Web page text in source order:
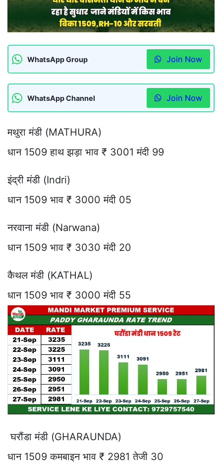
WhatsApp Group Join Now
WhatsApp Channel Join Now
मथुरा मंडी (MATHURA)
धान 1509 हाथ झड़ा भाव ₹ 3001 मंदी 99
इंद्री मंडी (Indri)
धान 1509 भाव ₹ 3000 मंदी 05
नरवाना मंडी (Narwana)
धान 1509 भाव ₹ 3030 मंदी 20
कैथल मंडी (KATHAL)
धान 1509 भाव ₹ 3000 मंदी 55
घरौंडा मंडी (GHARAUNDA)
धान 1509 कमबाइन भाव ₹ 2981 तेजी 30